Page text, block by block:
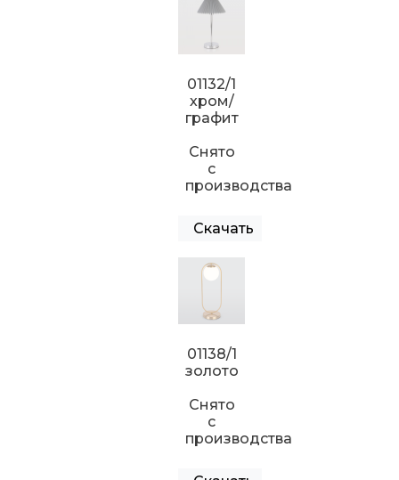
01132/1
хром/
графит
Снято
с
производства
Скачать
01138/1
золото
Снято
с
производства